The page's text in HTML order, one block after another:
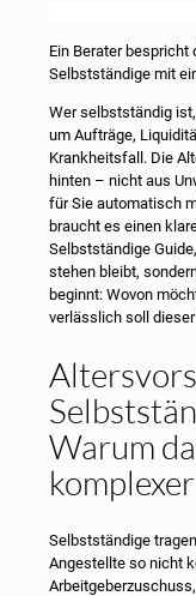
Ein Berater
Selbstständige mit
Wer selbstständig
um Aufträge,
Krankheitsfall. Die
hinten – nicht aus
für Sie automatisch
braucht es einen
Selbstständige
stehen bleibt,
beginnt: Wovon
verlässlich soll
Warum
Selbstständige
Angestellte so nicht